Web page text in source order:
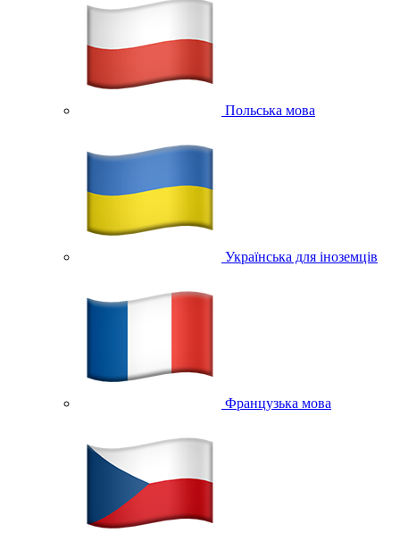
Польська мова
Українська для іноземців
Французька мова